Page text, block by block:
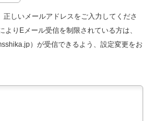
しいメールアドレスをご入力してくださ
よりEメール受信を制限されている方は、
）が受信できるよう、設定変更をお